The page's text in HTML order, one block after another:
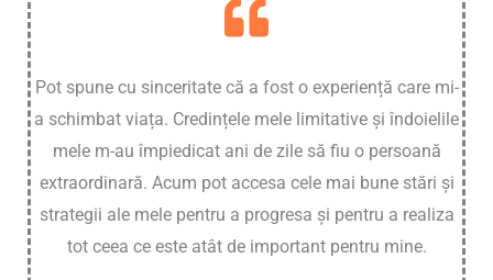
Pot spune cu sinceritate că a fost o experiență care mi-
a schimbat viața. Credințele mele limitative și îndoielile
mele m-au împiedicat ani de zile să fiu o persoană
extraordinară. Acum pot accesa cele mai bune stări și
strategii ale mele pentru a progresa și pentru a realiza
tot ceea ce este atât de important pentru mine.